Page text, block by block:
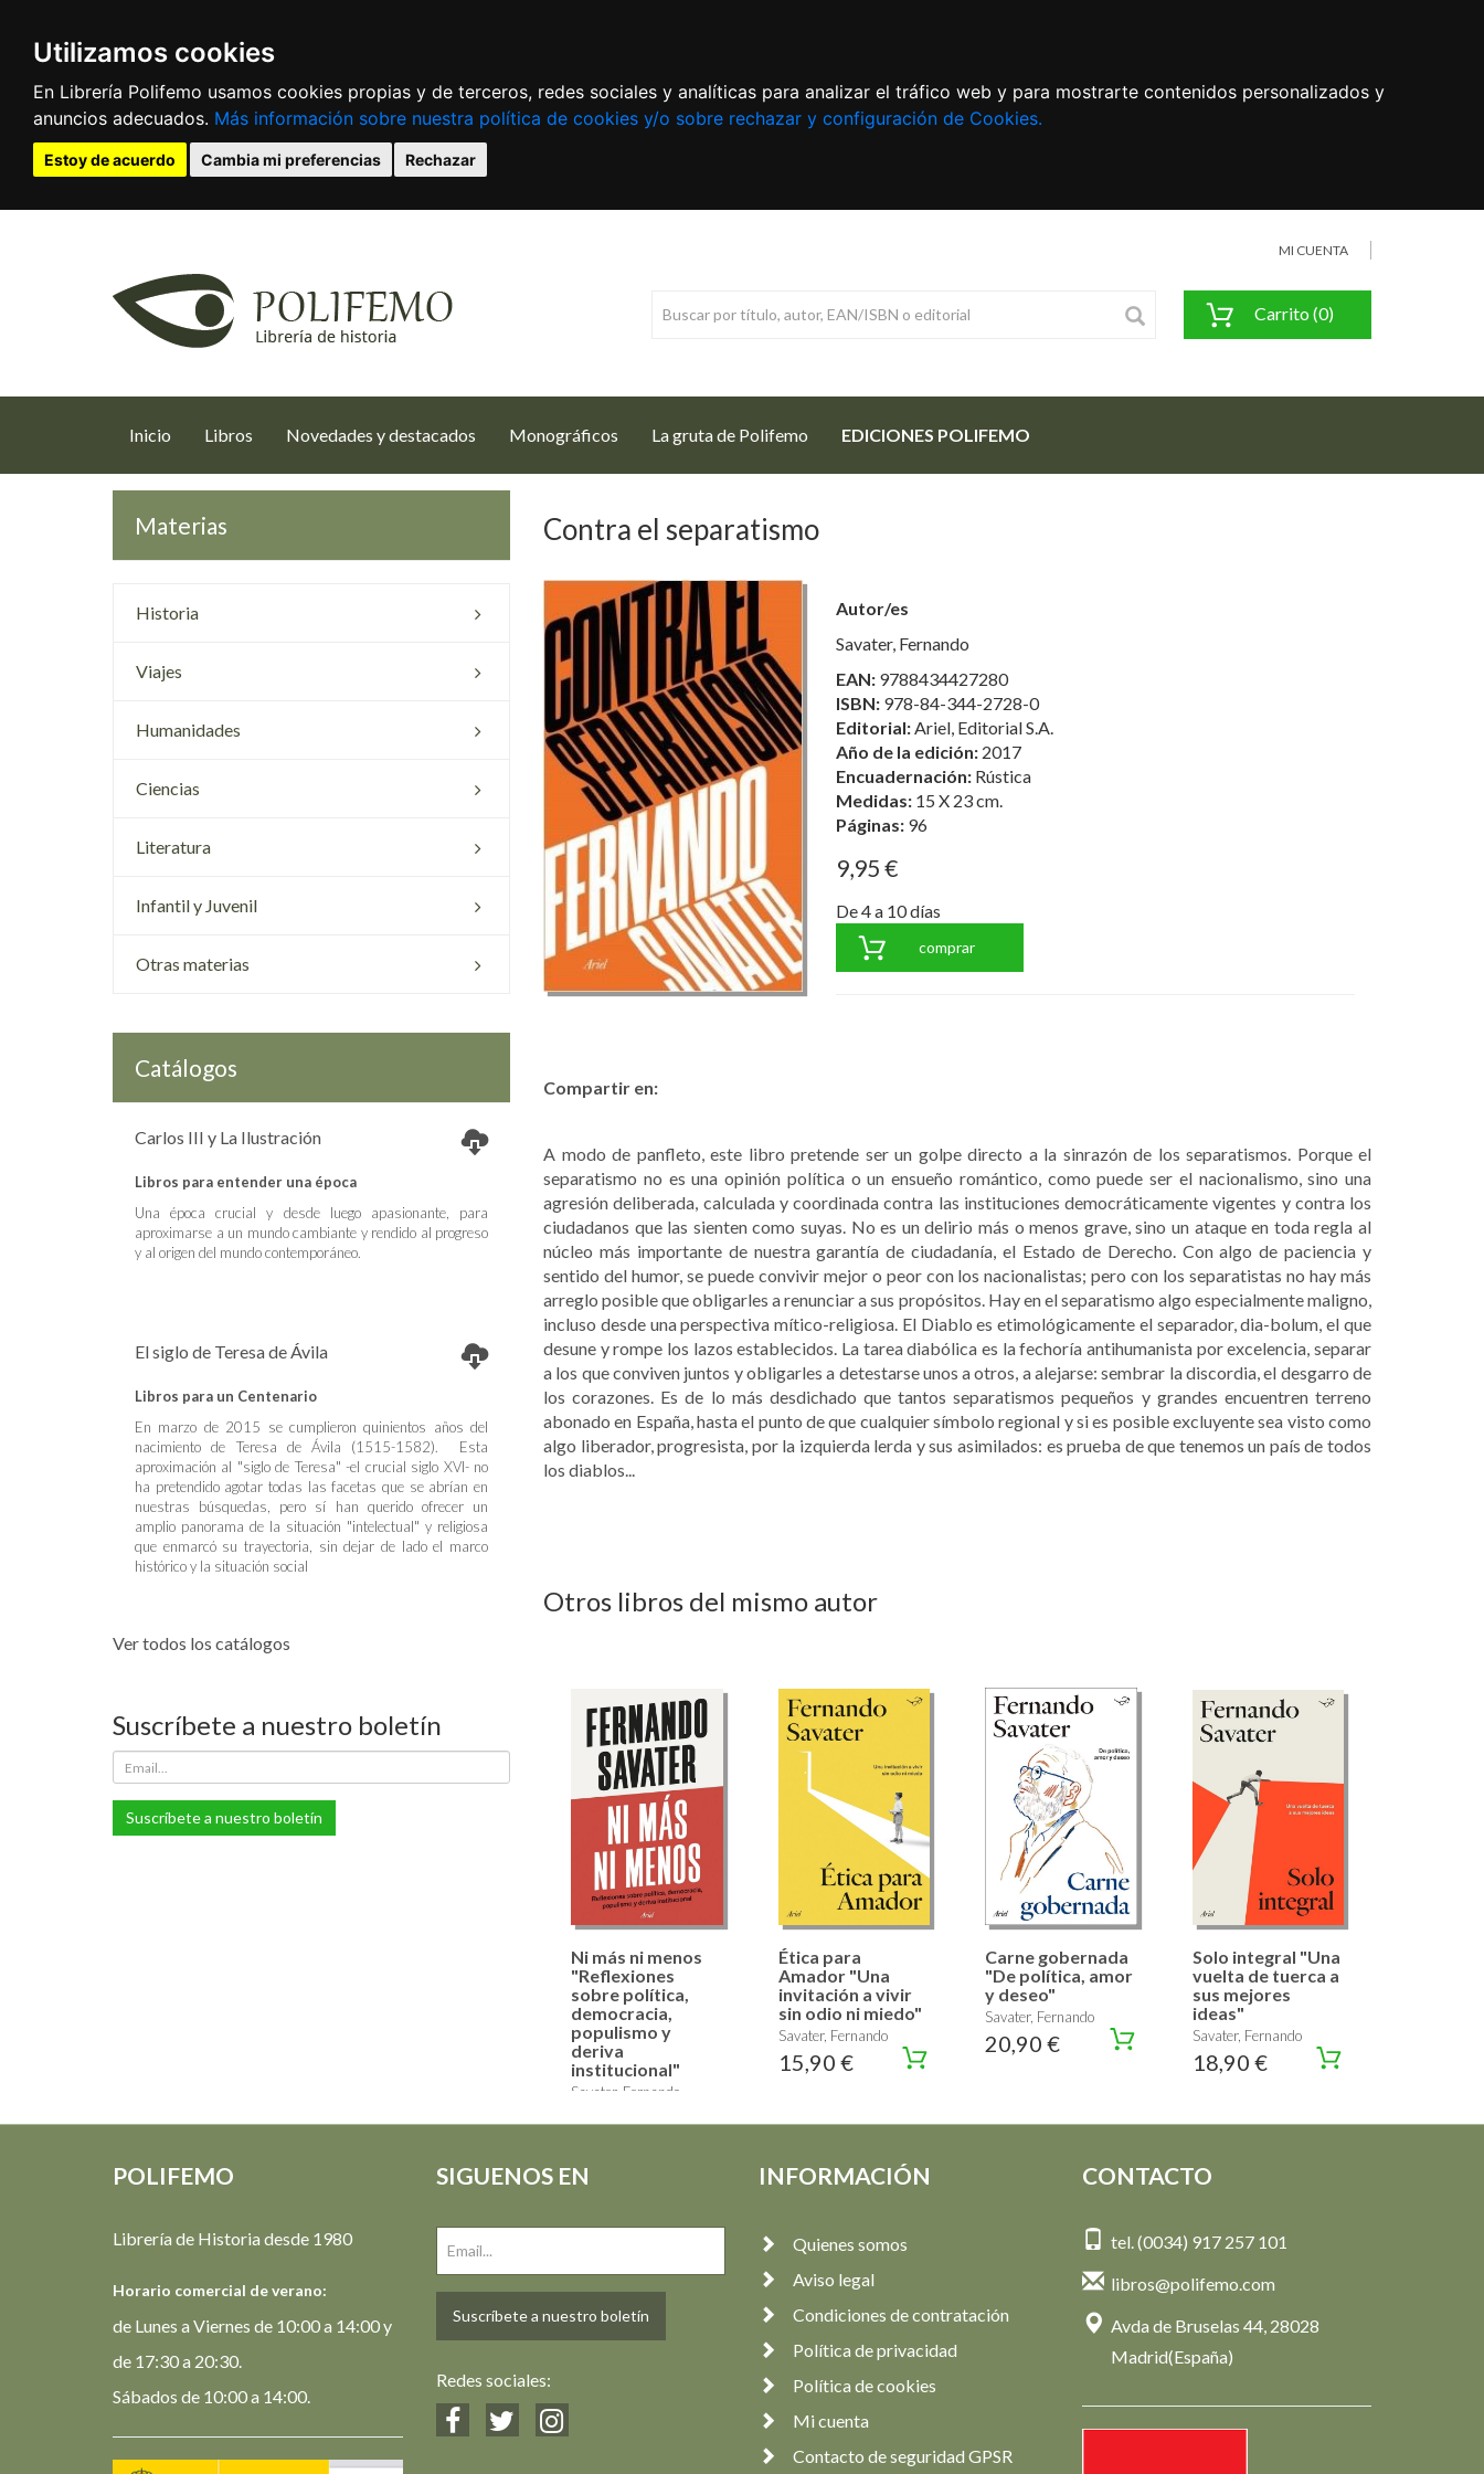
Utilizamos cookies
En Librería Polifemo usamos cookies propias y de terceros, redes sociales y analíticas para analizar el tráfico web y para mostrarte contenidos personalizados y
anuncios adecuados. Más información sobre nuestra política de cookies y/o sobre rechazar y configuración de Cookies.
Estoy de acuerdo Cambia mi preferencias Rechazar
MI CUENTA
Carrito (0)
Inicio (current)
Libros Novedades y destacados Monográficos La gruta de Polifemo EDICIONES POLIFEMO
Materias
Historia
Viajes
Humanidades
Ciencias
Literatura
Infantil y Juvenil
Otras materias
Catálogos
Carlos III y La Ilustración
Libros para entender una época
Una época crucial y desde luego apasionante, para
aproximarse a un mundo cambiante y rendido al progreso
y al origen del mundo contemporáneo.
El siglo de Teresa de Ávila
Libros para un Centenario
En marzo de 2015 se cumplieron quinientos años del
nacimiento de Teresa de Ávila (1515-1582). Esta
aproximación al "siglo de Teresa" -el crucial siglo XVI- no
ha pretendido agotar todas las facetas que se abrían en
nuestras búsquedas, pero sí han querido ofrecer un
amplio panorama de la situación "intelectual" y religiosa
que enmarcó su trayectoria, sin dejar de lado el marco
histórico y la situación social
Ver todos los catálogos
Suscríbete a nuestro boletín
Suscríbete a nuestro boletín
Contra el separatismo
Autor/es
Savater, Fernando
EAN: 9788434427280
ISBN: 978-84-344-2728-0
Editorial:Ariel, Editorial S.A.
Año de la edición: 2017
Encuadernación: Rústica
Medidas: 15 X 23 cm.
Páginas: 96
9,95 €
De 4 a 10 días
comprar
Compartir en:
A modo de panfleto, este libro pretende ser un golpe directo a la sinrazón de los separatismos. Porque el
separatismo no es una opinión política o un ensueño romántico, como puede ser el nacionalismo, sino una
agresión deliberada, calculada y coordinada contra las instituciones democráticamente vigentes y contra los
ciudadanos que las sienten como suyas. No es un delirio más o menos grave, sino un ataque en toda regla al
núcleo más importante de nuestra garantía de ciudadanía, el Estado de Derecho. Con algo de paciencia y
sentido del humor, se puede convivir mejor o peor con los nacionalistas; pero con los separatistas no hay más
arreglo posible que obligarles a renunciar a sus propósitos. Hay en el separatismo algo especialmente maligno,
incluso desde una perspectiva mítico-religiosa. El Diablo es etimológicamente el separador, dia-bolum, el que
desune y rompe los lazos establecidos. La tarea diabólica es la fechoría antihumanista por excelencia, separar
a los que conviven juntos y obligarles a detestarse unos a otros, a alejarse: sembrar la discordia, el desgarro de
los corazones. Es de lo más desdichado que tantos separatismos pequeños y grandes encuentren terreno
abonado en España, hasta el punto de que cualquier símbolo regional y si es posible excluyente sea visto como
algo liberador, progresista, por la izquierda lerda y sus asimilados: es prueba de que tenemos un país de todos
los diablos...
Otros libros del mismo autor
Ni más ni menos
"Reflexiones
sobre política,
democracia,
populismo y
deriva
institucional"
Savater, Fernando
19,90 €
Ética para
Amador "Una
invitación a vivir
sin odio ni miedo"
Savater, Fernando
15,90 €
Carne gobernada
"De política, amor
y deseo"
Savater, Fernando
20,90 €
Solo integral "Una
vuelta de tuerca a
sus mejores
ideas"
Savater, Fernando
18,90 €
POLIFEMO
Librería de Historia desde 1980
Horario comercial de verano:
de Lunes a Viernes de 10:00 a 14:00 y
de 17:30 a 20:30.
Sábados de 10:00 a 14:00.
SIGUENOS EN
Suscríbete a nuestro boletín
Redes sociales:
INFORMACIÓN
Quienes somos
Aviso legal
Condiciones de contratación
Política de privacidad
Política de cookies
Mi cuenta
Contacto de seguridad GPSR
CONTACTO
tel. (0034) 917 257 101
libros@polifemo.com
Avda de Bruselas 44, 28028
Madrid(España)